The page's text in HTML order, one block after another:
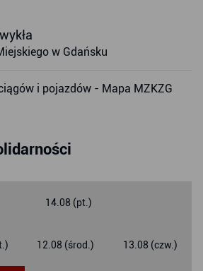
w Gdańsku
i pojazdów - Mapa MZKZG
12.08 (środ.) 13.08 (czw.)
14.08 (pt.)